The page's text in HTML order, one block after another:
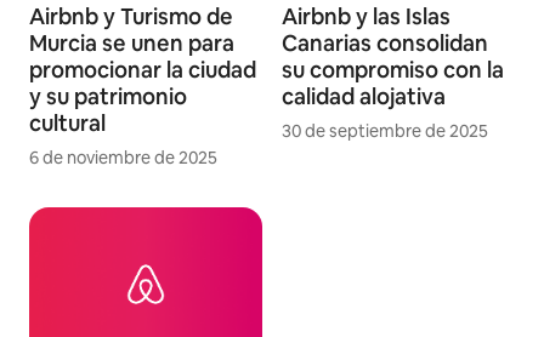
Airbnb y Turismo de
Murcia se unen para
promocionar la ciudad
y su patrimonio
cultural
6 de noviembre de 2025
Airbnb y las Islas
Canarias consolidan
su compromiso con la
calidad alojativa
30 de septiembre de 2025